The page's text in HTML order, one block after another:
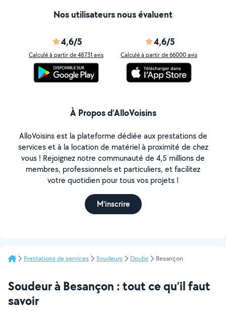
Nos utilisateurs nous évaluent
4,6/5
Calculé à partir de 48731 avis
4,6/5
Calculé à partir de 66000 avis
À Propos d’AlloVoisins
AlloVoisins est la plateforme dédiée aux prestations de
services et à la location de matériel à proximité de chez
vous ! Rejoignez notre communauté de 4,5 millions de
membres, professionnels et particuliers, et facilitez
votre quotidien pour tous vos projets !
M'inscrire
Prestations de services Soudeurs Doubs Besançon
Soudeur à Besançon : tout ce qu’il faut
savoir